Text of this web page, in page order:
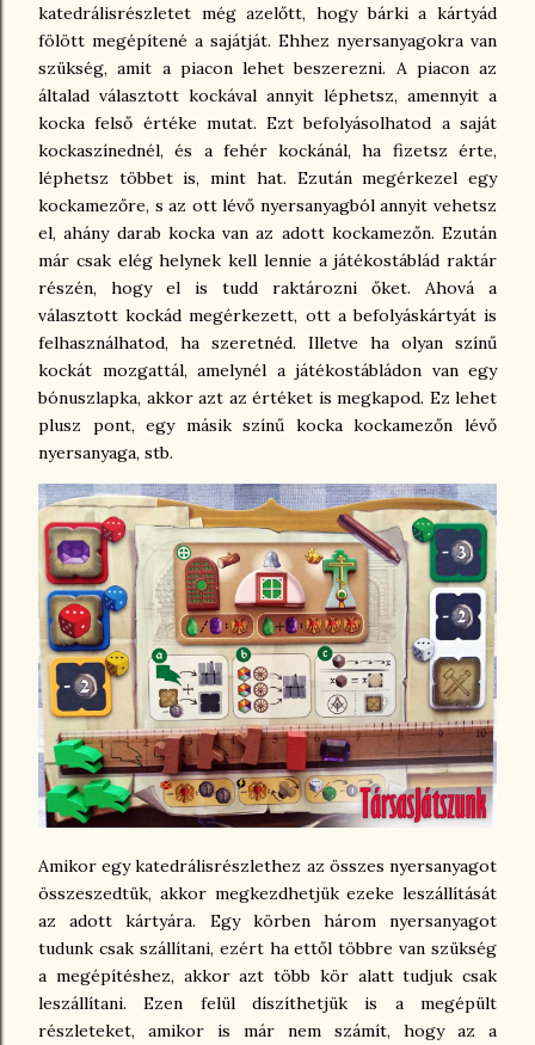
katedrálisrészletet még azelőtt, hogy bárki a kártyád
fölött megépítené a sajátját. Ehhez nyersanyagokra van
szükség, amit a piacon lehet beszerezni. A piacon az
általad választott kockával annyit léphetsz, amennyit a
kocka felső értéke mutat. Ezt befolyásolhatod a saját
kockaszínednél, és a fehér kockánál, ha fizetsz érte,
léphetsz többet is, mint hat. Ezután megérkezel egy
kockamezőre, s az ott lévő nyersanyagból annyit vehetsz
el, ahány darab kocka van az adott kockamezőn. Ezután
már csak elég helynek kell lennie a játékostáblád raktár
részén, hogy el is tudd raktározni őket. Ahová a
választott kockád megérkezett, ott a befolyáskártyát is
felhasználhatod, ha szeretnéd. Illetve ha olyan színű
kockát mozgattál, amelynél a játékostábládon van egy
bónuszlapka, akkor azt az értéket is megkapod. Ez lehet
plusz pont, egy másik színű kocka kockamezőn lévő
nyersanyaga, stb.
Amikor egy katedrálisrészlethez az összes nyersanyagot
összeszedtük, akkor megkezdhetjük ezeke leszállítását
az adott kártyára. Egy körben három nyersanyagot
tudunk csak szállítani, ezért ha ettől többre van szükség
a megépítéshez, akkor azt több kör alatt tudjuk csak
leszállítani. Ezen felül díszíthetjük is a megépült
részleteket, amikor is már nem számít, hogy az a